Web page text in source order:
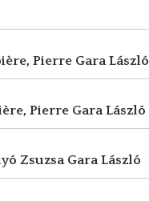
Pierre Gara László
Pierre Gara László
Zsuzsa Gara László